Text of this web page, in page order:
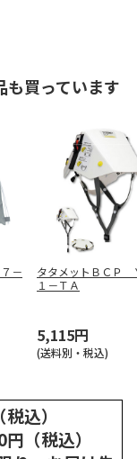
も買っています
－
タタメットＢＣＰ
１－ＴＡ
5,115円
(送料別・税込)
込）
（税込）